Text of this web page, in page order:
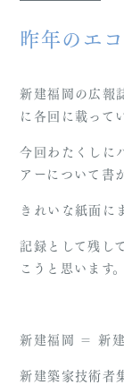
昨年のエ
新建福岡の広報
に各回に載って
今回わたくしに
アーについて書
きれいな紙面に
記録として残し
こうと思います。
新建福岡 ＝ 新
新建築家技術